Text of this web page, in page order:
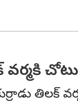
వర్మకి చోటు
తిలక్